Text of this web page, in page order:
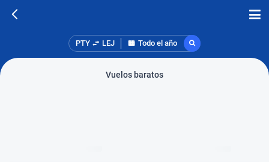
PTY LEJ Todo el año
Vuelos baratos